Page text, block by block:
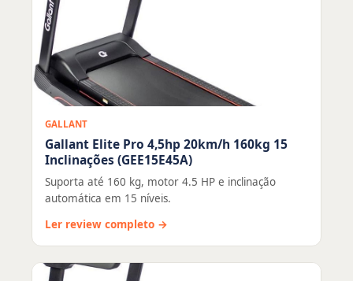
GALLANT
Gallant Elite Pro 4,5hp 20km/h 160kg 15
Inclinações (GEE15E45A)
Suporta até 160 kg, motor 4.5 HP e inclinação
automática em 15 níveis.
Ler review completo →